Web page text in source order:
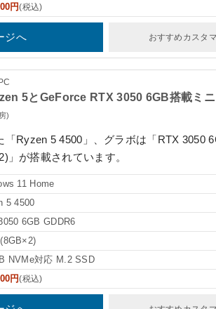
円(税込)
ジへ おすすめカスタ
5とGeForce RTX 3050 6GB搭載ミ
)
「Ryzen 5 4500」 、グラボは 「RTX 3050
」 が搭載されています。
11 Home
5 4500
6GB GDDR6
NVMe対応 M.2 SSD
円(税込)